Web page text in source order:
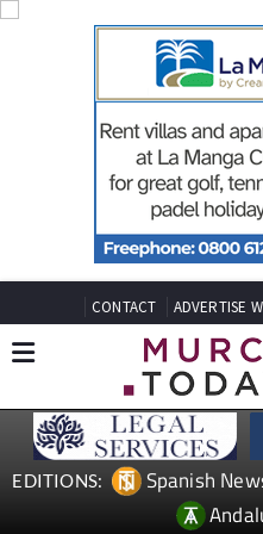
CONTACT ADVERTISE
EDITIONS: Spanish